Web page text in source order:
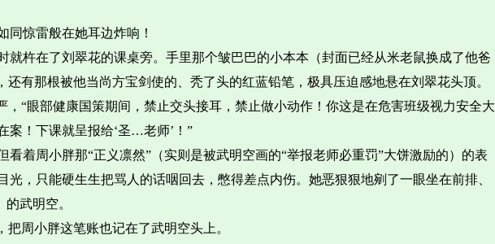
同惊雷般在她耳边炸响！
就杵在了刘翠花的课桌旁。手里那个皱巴巴的小本本（封面已经从米老鼠换成了他爸
有那根被他当尚方宝剑使的、秃了头的红蓝铅笔，极具压迫感地悬在刘翠花头顶。
“眼部健康国策期间，禁止交头接耳，禁止做小动作！你这是在危害班级视力安全大
！下课就呈报给‘圣…老师’！”
着周小胖那“正义凛然”（实则是被武明空画的“举报老师必重罚”大饼激励的）的表
，只能硬生生把骂人的话咽回去，憋得差点内伤。她恶狠狠地剜了一眼坐在前排、
武明空。
周小胖这笔账也记在了武明空头上。